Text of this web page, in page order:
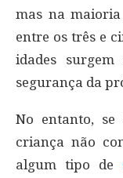
mas na
entre os três e
idades
segurança da
No entanto, se
criança não
algum tipo de